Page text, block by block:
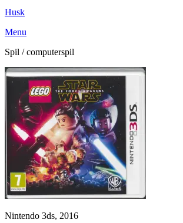
Husk
Menu
Spil / computerspil
Nintendo 3ds, 2016